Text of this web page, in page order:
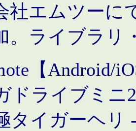
社エムツーに
。ライブラリ
【Android/
ドライブミニ
タイガーヘリ